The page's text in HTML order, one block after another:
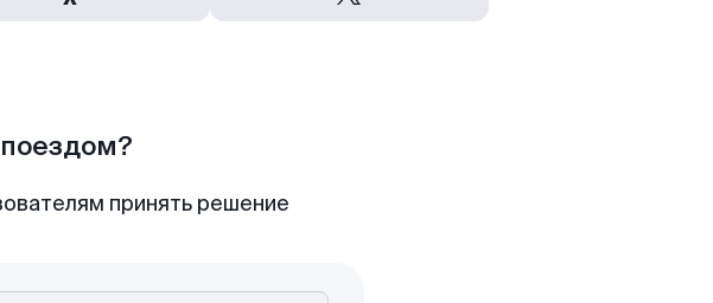
принять решение